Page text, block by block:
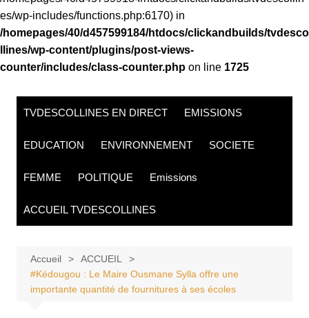
es/wp-includes/functions.php:6170) in
/homepages/40/d457599184/htdocs/clickandbuilds/tvdesco
llines/wp-content/plugins/post-views-
counter/includes/class-counter.php on line 1725
contenu
Tvdescollines
TVDESCOLLINES EN DIRECT EMISSIONS
EDUCATION ENVIRONNEMENT SOCIETE
FEMME POLITIQUE Emissions
ACCUEIL TVDESCOLLINES
Accueil
ACCUEIL
#Kédougou : Le Maire Ousmane Sylla offre une
importante quantité de fournitures à ses écoles